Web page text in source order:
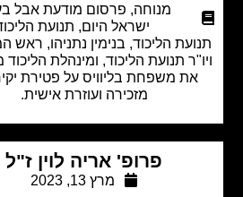
מנוחה
פרסום מודעת אבל בעיתון
ישראל היום,תנועת הליכוד
הליכוד, בנימין נתניהו, ראש הממשלה
תנועת הליכוד, ומינהלת הליכוד מנחמים
משפחת בליוויס על פטירת יקירתם,
מזכירה ועוזרת אישית.
פרופ' אריה לוין ז"ל
מרץ 13, 2023